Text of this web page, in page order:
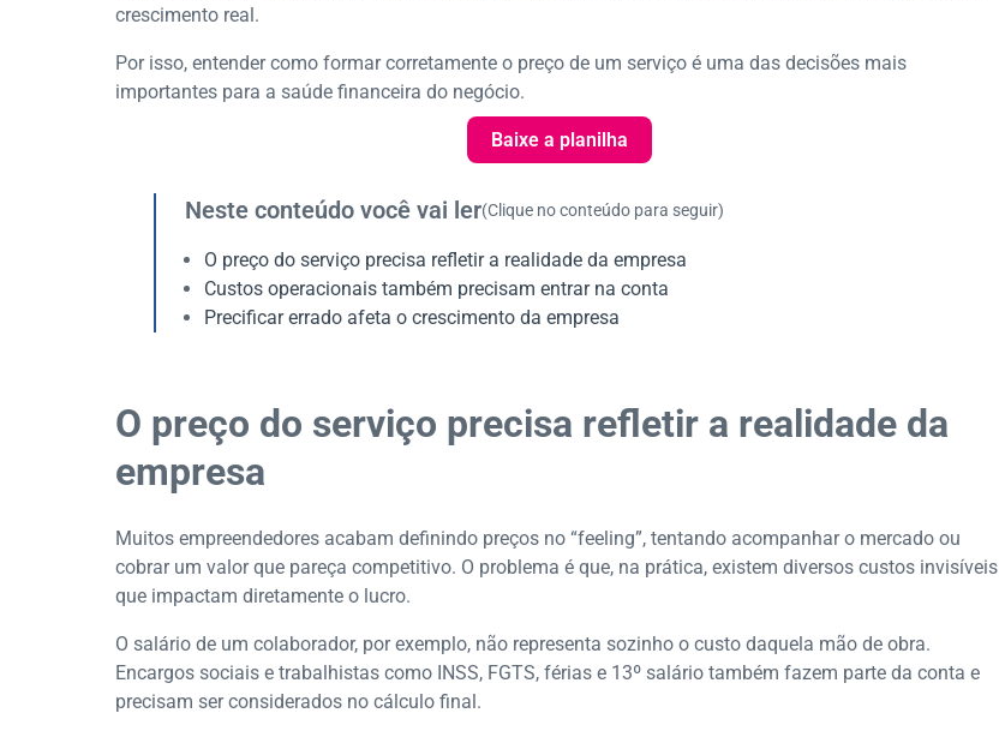
crescimento real.
Por isso, entender como formar corretamente o preço de um serviço é uma das decisões mais
importantes para a saúde financeira do negócio.
Baixe a planilha
Neste conteúdo você vai ler(Clique no conteúdo para seguir)
O preço do serviço precisa refletir a realidade da empresa
Custos operacionais também precisam entrar na conta
Precificar errado afeta o crescimento da empresa
O preço do serviço precisa refletir a realidade da
empresa
Muitos empreendedores acabam definindo preços no “feeling”, tentando acompanhar o mercado ou
cobrar um valor que pareça competitivo. O problema é que, na prática, existem diversos custos invisíveis
que impactam diretamente o lucro.
O salário de um colaborador, por exemplo, não representa sozinho o custo daquela mão de obra.
Encargos sociais e trabalhistas como INSS, FGTS, férias e 13º salário também fazem parte da conta e
precisam ser considerados no cálculo final.